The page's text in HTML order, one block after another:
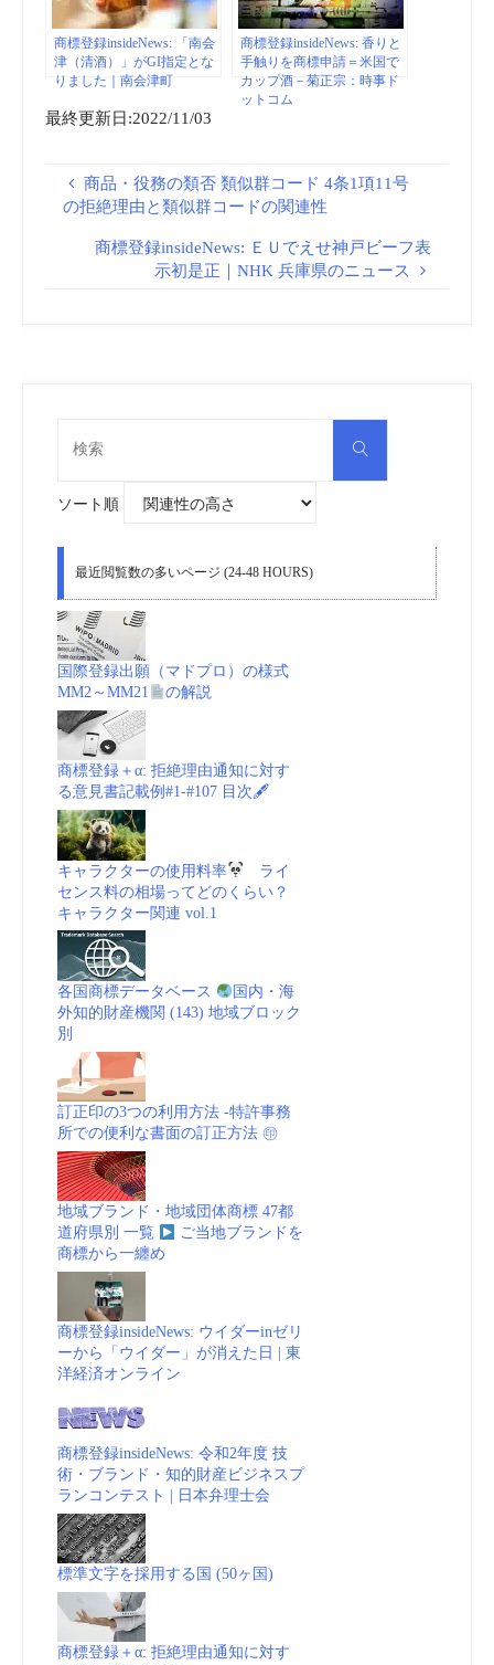
商標登録insideNews: 「南会
津（清酒）」がGI指定とな
りました｜南会津町
商標登録insideNews: 香りと
手触りを商標申請＝米国で
カップ酒－菊正宗：時事ド
ットコム
最終更新日:2022/11/03
商品・役務の類否 類似群コード 4条1項11号
の拒絶理由と類似群コードの関連性
商標登録insideNews: ＥＵでえせ神戸ビーフ表
示初是正｜NHK 兵庫県のニュース
検
ソート順
最近閲覧数の多いページ (24-48 HOURS)
国際登録出願（マドプロ）の様式
MM2～MM21
の解説
商標登録＋α: 拒絶理由通知に対す
る意見書記載例#1-#107 目次🖋
キャラクターの使用料率
ライ
センス料の相場ってどのくらい？
キャラクター関連 vol.1
各国商標データベース
国内・海
外知的財産機関 (143) 地域ブロック
別
訂正印の3つの利用方法 -特許事務
所での便利な書面の訂正方法 ㊞
地域ブランド・地域団体商標 47都
道府県別 一覧
ご当地ブランドを
商標から一纏め
商標登録insideNews: ウイダーinゼリ
ーから「ウイダー」が消えた日 | 東
洋経済オンライン
商標登録insideNews: 令和2年度 技
術・ブランド・知的財産ビジネスプ
ランコンテスト | 日本弁理士会
標準文字を採用する国 (50ヶ国)
商標登録＋α: 拒絶理由通知に対す